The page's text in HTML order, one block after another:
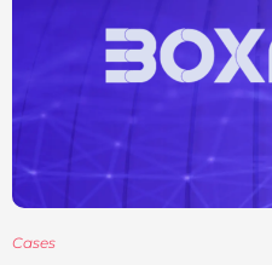
Cases